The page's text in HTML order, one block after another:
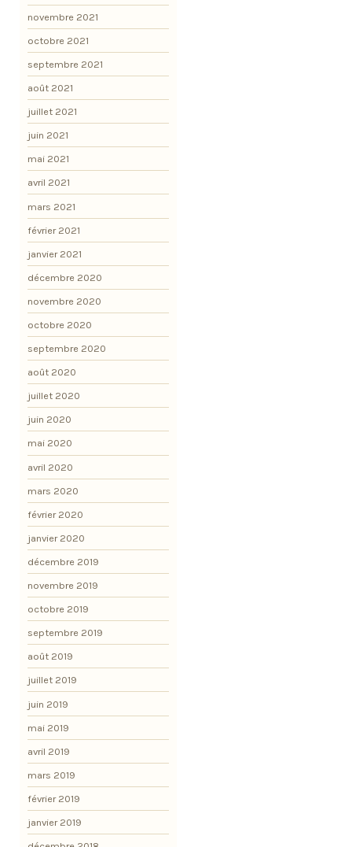
novembre 2021
octobre 2021
septembre 2021
août 2021
juillet 2021
juin 2021
mai 2021
avril 2021
mars 2021
février 2021
janvier 2021
décembre 2020
novembre 2020
octobre 2020
septembre 2020
août 2020
juillet 2020
juin 2020
mai 2020
avril 2020
mars 2020
février 2020
janvier 2020
décembre 2019
novembre 2019
octobre 2019
septembre 2019
août 2019
juillet 2019
juin 2019
mai 2019
avril 2019
mars 2019
février 2019
janvier 2019